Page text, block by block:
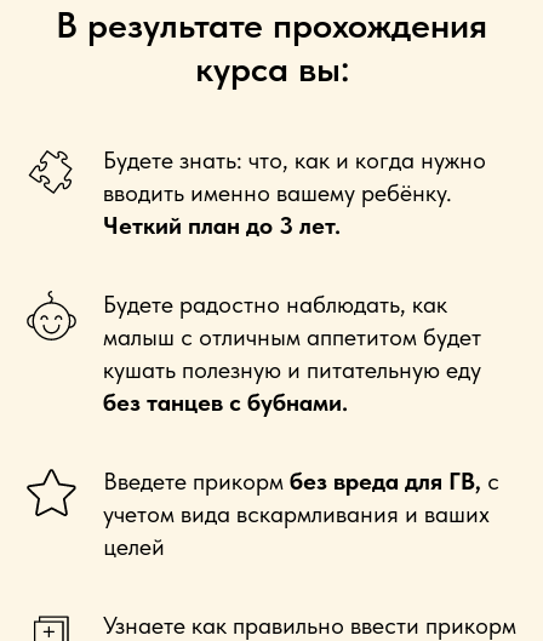
В результате прохождения
курса вы:
Будете знать: что, как и когда нужно
вводить именно вашему ребёнку.
Четкий план до 3 лет.
Будете радостно наблюдать, как
малыш с отличным аппетитом будет
кушать полезную и питательную еду
без танцев с бубнами.
Введете прикорм без вреда для ГВ, с
учетом вида вскармливания и ваших
целей
Узнаете как правильно ввести прикорм